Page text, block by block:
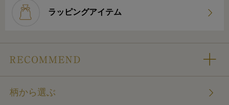
ラッピングアイテム
柄から選ぶ